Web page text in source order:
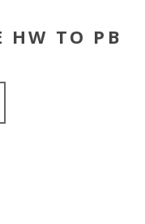
HW TO PB